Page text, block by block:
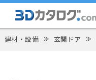
建材・設備 ≫ 玄関ドア ≫